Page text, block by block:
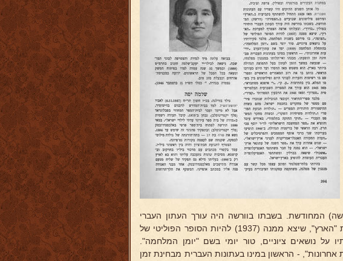
המחודשת. בשבתו בוורשה היה עורך העתון העברי
היחידי בפולין "בדרך", ובעלותו ארצה הצטרף למערכת "הארץ", שיצא ממנה (1937) להיות הסופר הפוליטי של
נושאים ציוניים, טור יומי בשם "יומן המלחמה".
הערב "ידיעות אחרונות", - הראשון במינו בעתונות העברית מבחינת זמן